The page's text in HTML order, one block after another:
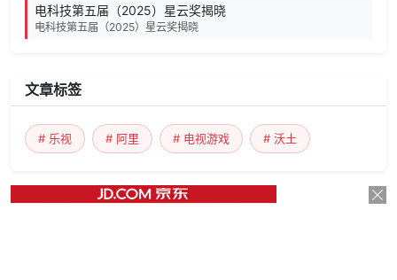
电科技第五届（2025）星云奖揭晓
电科技第五届（2025）星云奖揭晓
文章标签
# 乐视 # 阿里 # 电视游戏 # 沃土